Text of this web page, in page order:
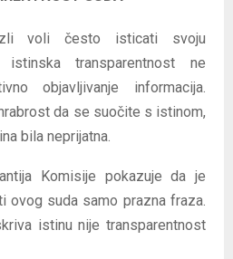
voli često isticati svoju
istinska transparentnost ne
objavljivanje informacija.
da se suočite s istinom,
bila neprijatna.
Komisije pokazuje da je
ovog suda samo prazna fraza.
istinu nije transparentnost